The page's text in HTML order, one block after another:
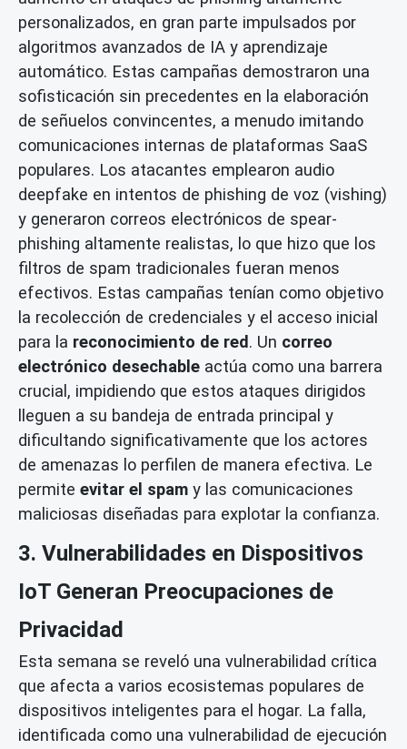
personalizados, en gran parte impulsados por
algoritmos avanzados de IA y aprendizaje
automático. Estas campañas demostraron una
sofisticación sin precedentes en la elaboración
de señuelos convincentes, a menudo imitando
comunicaciones internas de plataformas SaaS
populares. Los atacantes emplearon audio
deepfake en intentos de phishing de voz (vishing)
y generaron correos electrónicos de spear-
phishing altamente realistas, lo que hizo que los
filtros de spam tradicionales fueran menos
efectivos. Estas campañas tenían como objetivo
la recolección de credenciales y el acceso inicial
para la reconocimiento de red . Un correo
electrónico desechable actúa como una barrera
crucial, impidiendo que estos ataques dirigidos
lleguen a su bandeja de entrada principal y
dificultando significativamente que los actores
de amenazas lo perfilen de manera efectiva. Le
permite evitar el spam y las comunicaciones
maliciosas diseñadas para explotar la confianza.
3. Vulnerabilidades en Dispositivos
IoT Generan Preocupaciones de
Privacidad
Esta semana se reveló una vulnerabilidad crítica
que afecta a varios ecosistemas populares de
dispositivos inteligentes para el hogar. La falla,
identificada como una vulnerabilidad de ejecución